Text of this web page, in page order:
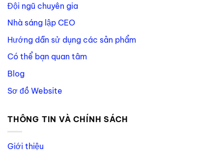
Đội ngũ chuyên gia
Nhà sáng lập CEO
Hướng dẫn sử dụng các sản phẩm
Có thể bạn quan tâm
Blog
Sơ đồ Website
THÔNG TIN VÀ CHÍNH SÁCH
Giới thiệu